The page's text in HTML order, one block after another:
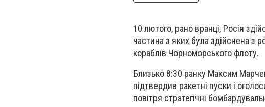
10 лютого, рано вранці, Росія
частина з яких була здійснена з
кораблів Чорноморського флоту.
Близько 8:30 ранку Максим
підтвердив ракетні пуски і
повітря стратегічні